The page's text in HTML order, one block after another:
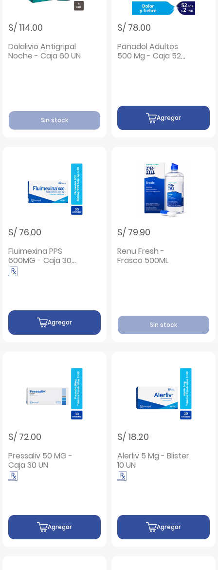
S/ 114.00
Dolalivio Antigripal
Noche - Caja 60 UN
Sin stock
S/ 78.00
Panadol Adultos
500 Mg - Caja 52
Agregar
S/ 76.00
Fluimexina PPS
600MG - Caja 30
sobres
Agregar
S/ 79.90
Renu Fresh -
Frasco 500ML
Sin stock
S/ 72.00
Pressaliv 50 MG -
Caja 30 UN
Agregar
S/ 18.20
Alerliv 5 Mg - Blister
10 UN
Agregar